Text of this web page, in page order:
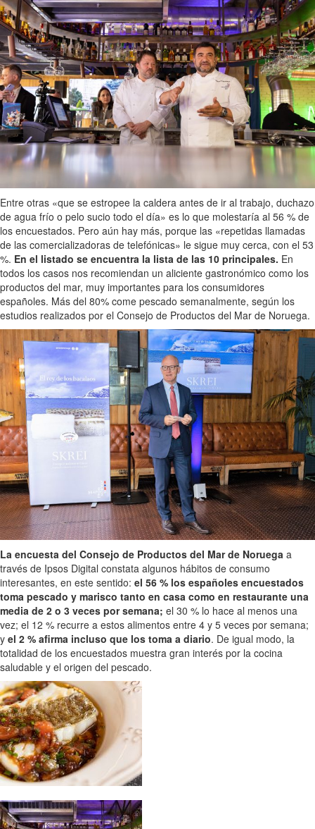
Entre otras «que se estropee la caldera antes de ir al trabajo, duchazo
de agua frío o pelo sucio todo el día» es lo que molestaría al 56 % de
los encuestados. Pero aún hay más, porque las «repetidas llamadas
de las comercializadoras de telefónicas» le sigue muy cerca, con el 53
%. En el listado se encuentra la lista de las 10 principales. En
todos los casos nos recomiendan un aliciente gastronómico como los
productos del mar, muy importantes para los consumidores
españoles. Más del 80% come pescado semanalmente, según los
estudios realizados por el Consejo de Productos del Mar de Noruega.
La encuesta del Consejo de Productos del Mar de Noruega a
través de Ipsos Digital constata algunos hábitos de consumo
interesantes, en este sentido: el 56 % los españoles encuestados
toma pescado y marisco tanto en casa como en restaurante una
media de 2 o 3 veces por semana; el 30 % lo hace al menos una
vez; el 12 % recurre a estos alimentos entre 4 y 5 veces por semana;
y el 2 % afirma incluso que los toma a diario. De igual modo, la
totalidad de los encuestados muestra gran interés por la cocina
saludable y el origen del pescado.